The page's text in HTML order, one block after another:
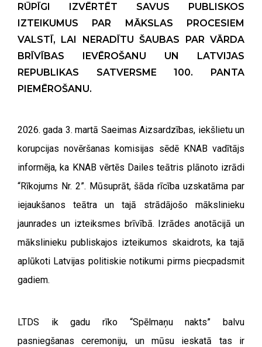
RŪPĪGI IZVĒRTĒT SAVUS PUBLISKOS
IZTEIKUMUS PAR MĀKSLAS PROCESIEM
VALSTĪ, LAI NERADĪTU ŠAUBAS PAR VĀRDA
BRĪVĪBAS IEVĒROŠANU UN LATVIJAS
REPUBLIKAS SATVERSME 100. PANTA
PIEMĒROŠANU.
2026. gada 3. martā Saeimas Aizsardzības, iekšlietu un
korupcijas novēršanas komisijas sēdē KNAB vadītājs
informēja, ka KNAB vērtēs Dailes teātris plānoto izrādi
“Rīkojums Nr. 2”. Mūsuprāt, šāda rīcība uzskatāma par
iejaukšanos teātra un tajā strādājošo mākslinieku
jaunrades un izteiksmes brīvībā. Izrādes anotācijā un
mākslinieku publiskajos izteikumos skaidrots, ka tajā
aplūkoti Latvijas politiskie notikumi pirms piecpadsmit
gadiem.
LTDS ik gadu rīko “Spēlmaņu nakts” balvu
pasniegšanas ceremoniju, un mūsu ieskatā tas ir